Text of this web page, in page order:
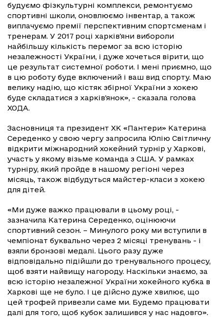
будуємо фізкультурні комплекси, ремонтуємо
спортивні школи, оновлюємо інвентар, а також
виплачуємо премії перспективним спортсменам і
тренерам. У 2017 році харків'яни вибороли
найбільшу кількість перемог за всю історію
незалежності України, і дуже хочеться вірити, що
це результат системної роботи. І мені приємно, що
в цю роботу буде включений і ваш вид спорту. Маю
велику надію, що кістяк збірної України з хокею
буде складатися з харків'янок», - сказала голова
ХОДА.
Засновниця та президент ХК «Пантери» Катерина
Середенко у свою чергу запросила Юлію Світличну
відкрити міжнародний хокейний турнір у Харкові,
участь у якому візьме команда з США. У рамках
турніру, який пройде в нашому регіоні через
місяць, також відбудуться майстер-класи з хокею
для дітей.
«Ми дуже важко працювали в цьому році, -
зазначила Катерина Середенко, оцінюючи
спортивний сезон. – Минулого року ми вступили в
чемпіонат буквально через 2 місяці тренувань - і
взяли бронзові медалі. Цього разу дуже
відповідально підійшли до тренувального процесу,
щоб взяти найвищу нагороду. Наскільки знаємо, за
всю історію незалежної України хокейного кубка в
Харкові ще не було. І це дійсно дуже хвилює, що
цей трофей привезли саме ми. Будемо працювати
далі для того, щоб кубок залишився у нас надовго».